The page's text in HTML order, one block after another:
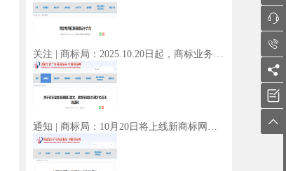
关注 | 商标局：2025.10.20日起，商标业务受理窗口发文、缴费等业务办理方式有变化！
通知 | 商标局：10月20日将上线新商标网上申请系统！新增商标不予注册复审申请等多项业务




